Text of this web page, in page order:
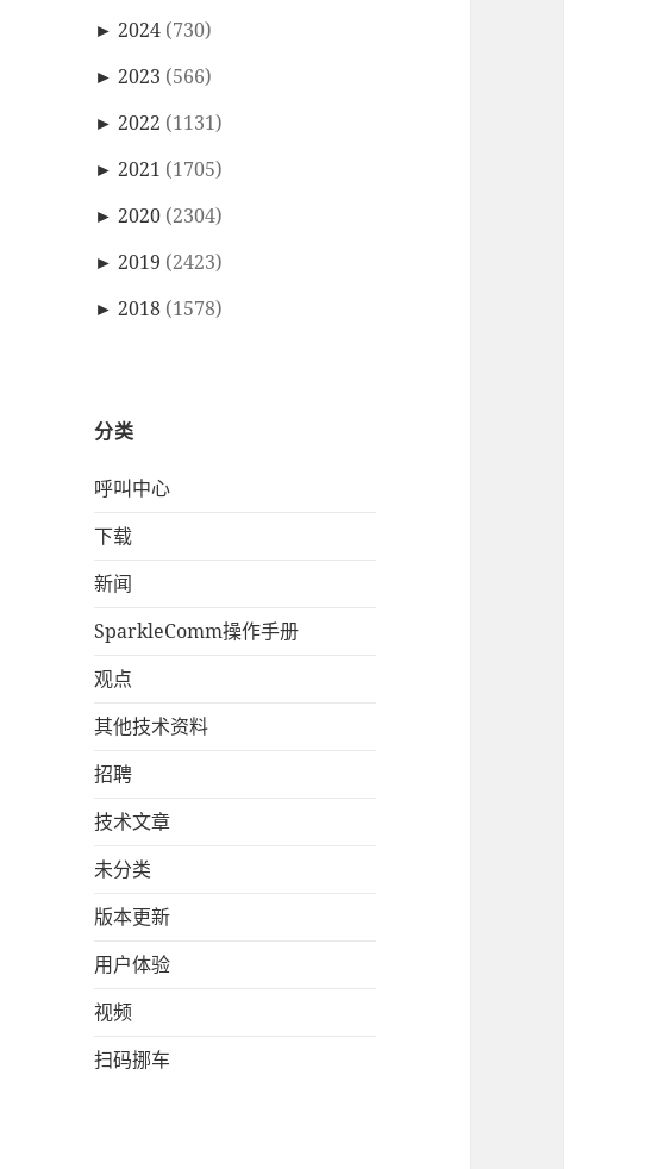
► 2024 (730)
► 2023 (566)
► 2022 (1131)
► 2021 (1705)
► 2020 (2304)
► 2019 (2423)
► 2018 (1578)
分类
呼叫中心
下载
新闻
SparkleComm操作手册
观点
其他技术资料
招聘
技术文章
未分类
版本更新
用户体验
视频
扫码挪车